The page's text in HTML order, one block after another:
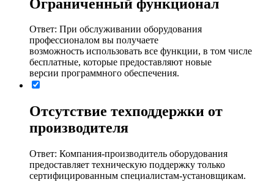
Ограниченный функционал
Ответ: При обслуживании оборудования
профессионалом вы получаете
возможность использовать все функции, в том числе
бесплатные, которые предоставляют новые
версии программного обеспечения.
Отсутствие техподдержки от
производителя
Ответ: Компания-производитель оборудования
предоставляет техническую поддержку только
сертифицированным специалистам-установщикам.